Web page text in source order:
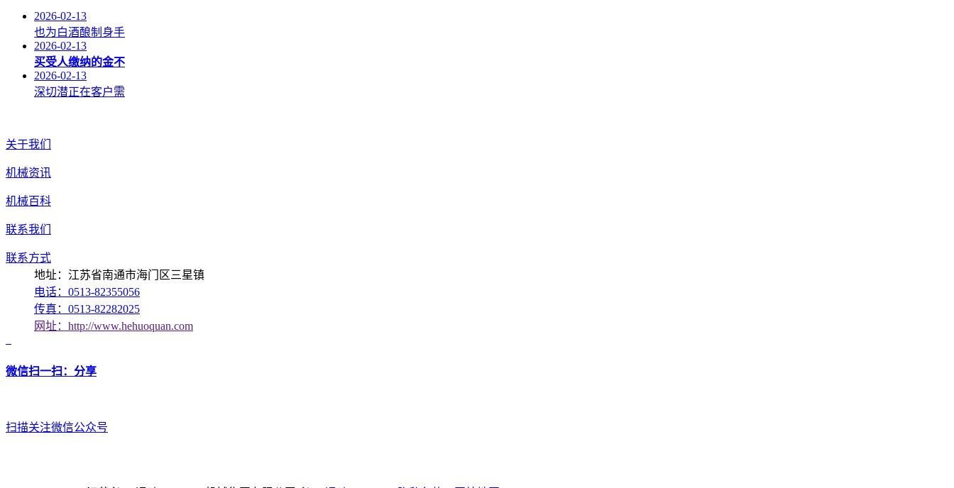
2026-02-13
也为白酒酿制身手
2026-02-13
买受人缴纳的金不
2026-02-13
深切潜正在客户需
关于我们
机械资讯
机械百科
联系我们
联系方式
地址：江苏省南通市海门区三星镇
电话：0513-82355056
传真：0513-82282025
网址：http://www.hehuoquan.com
微信扫一扫：分享
扫描关注微信公众号